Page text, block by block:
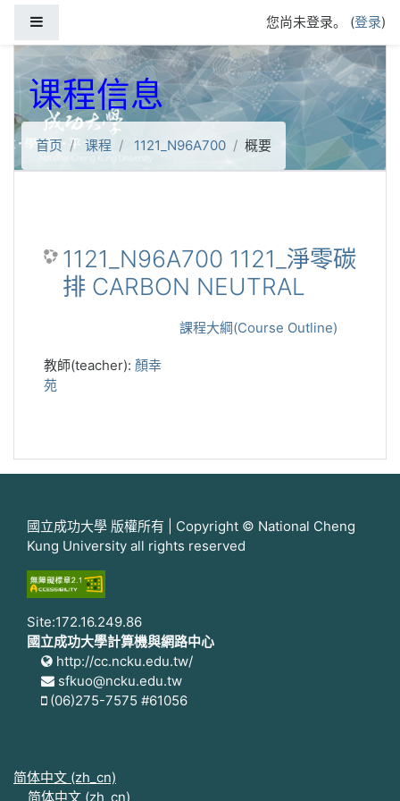
您尚未登录。 (登录)
课程信息
首页 课程 1121_N96A700 概要
1121_N96A700 1121_淨零碳
排 CARBON NEUTRAL
課程大綱(Course Outline)
教師(teacher): 顏幸
苑
國立成功大學 版權所有 | Copyright © National Cheng
Kung University all rights reserved
Site:172.16.249.86
國立成功大學計算機與網路中心
http://cc.ncku.edu.tw/
sfkuo@ncku.edu.tw
(06)275-7575 #61056
简体中文 ‎(zh_cn)‎
简体中文 ‎(zh_cn)‎